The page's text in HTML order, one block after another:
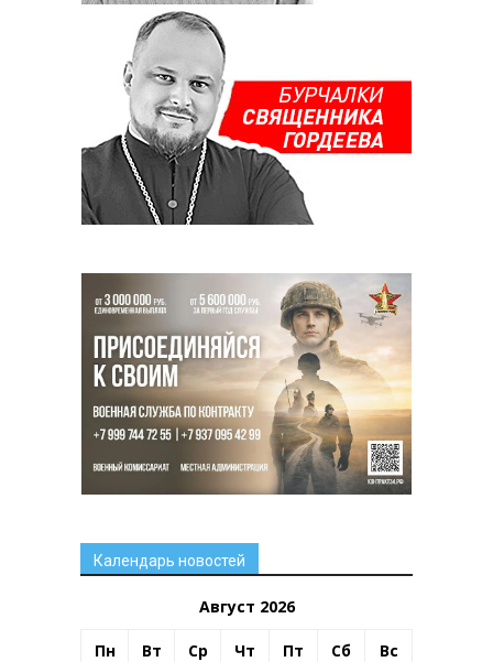
Календарь новостей
Август 2026
Пн Вт Ср Чт Пт Сб Вс